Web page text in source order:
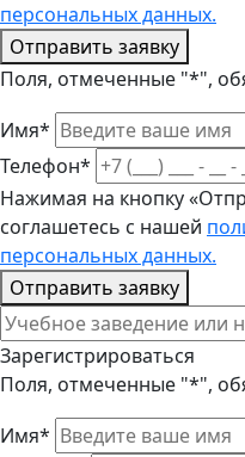
персональных данных.
Отправить заявку
Поля, отмеченные "*",
Имя*
Телефон*
Нажимая на кнопку
соглашетесь с нашей
персональных данных.
Отправить заявку
Зарегистрироваться
Поля, отмеченные "*",
Имя*